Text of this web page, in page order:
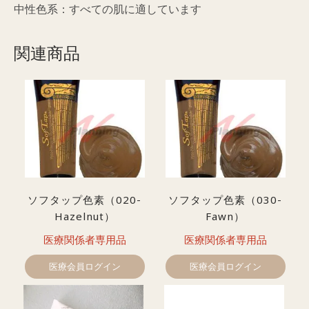
中性色系：すべての肌に適しています
関連商品
ソフタップ色素（020-
Hazelnut）
医療関係者専用品
医療会員ログイン
ソフタップ色素（030-
Fawn）
医療関係者専用品
医療会員ログイン